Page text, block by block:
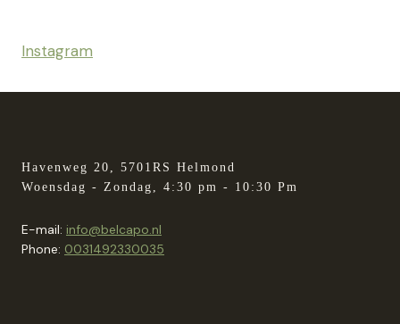
Instagram
Havenweg 20, 5701RS Helmond
Woensdag - Zondag, 4:30 pm - 10:30 Pm
E-mail: info@belcapo.nl
Phone: 0031492330035